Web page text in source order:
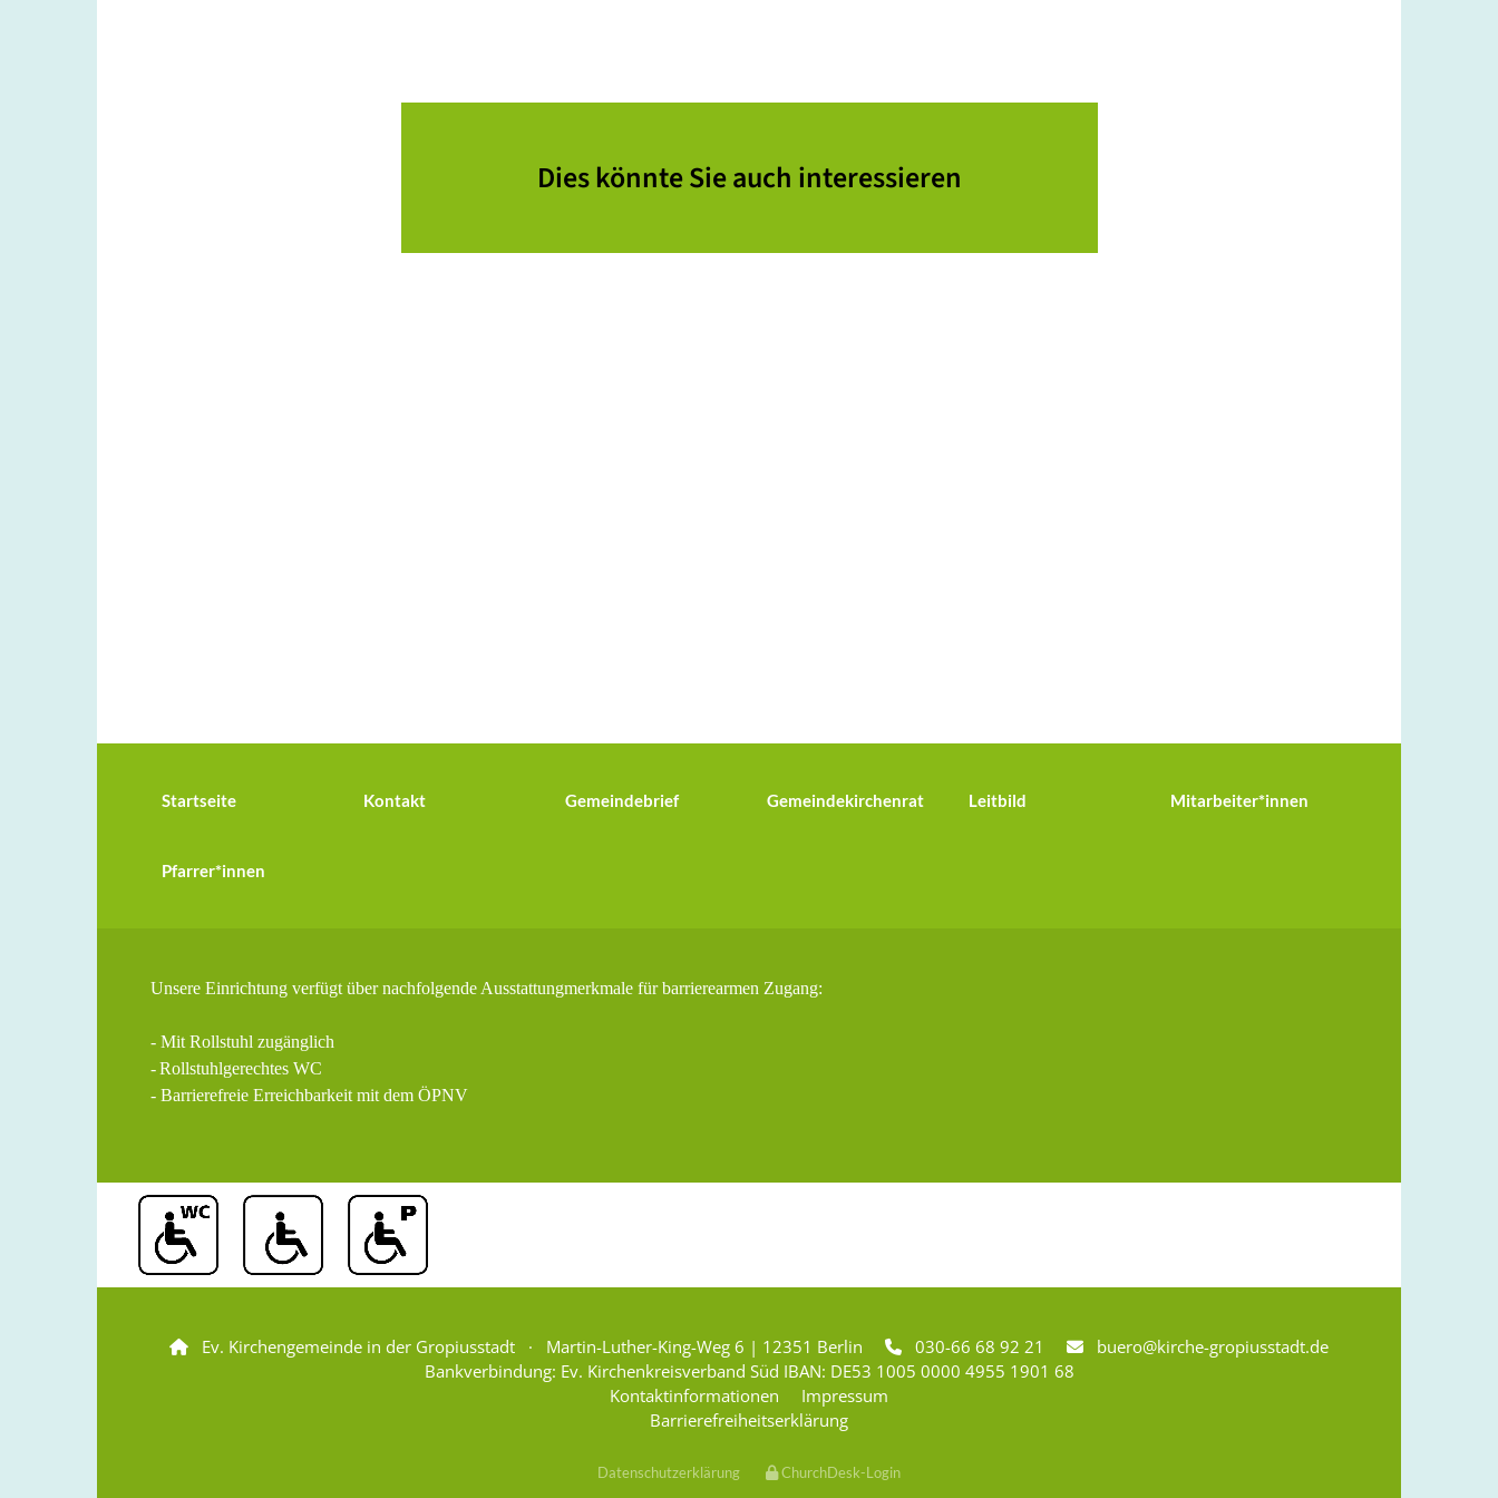
Dies könnte Sie auch interessieren
Startseite Kontakt Gemeindebrief Gemeindekirchenrat Leitbild Mitarbeiter*innen
Pfarrer*innen
Unsere Einrichtung verfügt über nachfolgende Ausstattungmerkmale für barrierearmen Zugang:
- Mit Rollstuhl zugänglich
-Rollstuhlgerechtes WC
- Barrierefreie Erreichbarkeit mit dem ÖPNV
 Ev. Kirchengemeinde in der Gropiusstadt · Martin-Luther-King-Weg 6 | 12351 Berlin  030-66 68 92 21 
buero@kirche-gropiusstadt.de
Bankverbindung: Ev. Kirchenkreisverband Süd IBAN: DE53 1005 0000 4955 1901 68
Kontaktinformationen
Impressum
Barrierefreiheitserklärung
Datenschutzerklärung ChurchDesk-Login